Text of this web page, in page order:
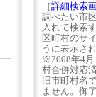
［詳細検索
調べたい市
入れて検索
区町村のサ
うに表示さ
※2008年4
村合併対応
旧市町村名
ません。御